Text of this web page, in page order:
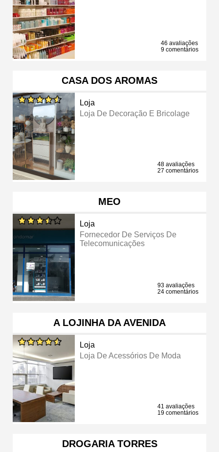
46 avaliações
9 comentários
CASA DOS AROMAS
Loja
Loja De Decoração E Bricolage
48 avaliações
27 comentários
MEO
Loja
Fornecedor De Serviços De
Telecomunicações
93 avaliações
24 comentários
A LOJINHA DA AVENIDA
Loja
Loja De Acessórios De Moda
41 avaliações
19 comentários
DROGARIA TORRES